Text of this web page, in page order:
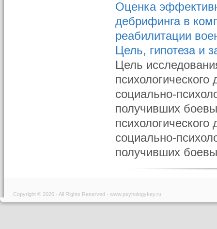
Оценка
дебрифинга в
реабилитации
Цель, гипотеза и
Цель
социально-
получивших
социально-
получивших
Copyright © 2026 - All Rights Reserved - www.psyhologykey.ru